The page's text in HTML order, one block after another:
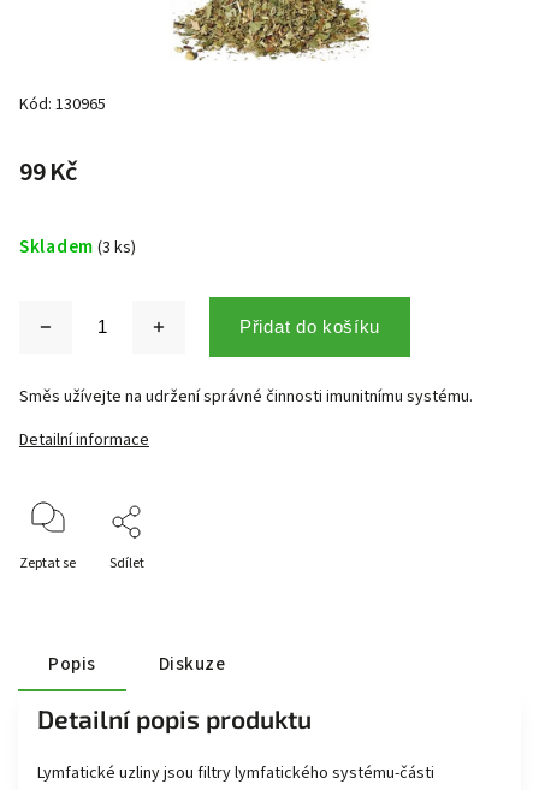
Kód: 130965
99 Kč
Skladem (3 ks)
Přidat do košíku
Směs užívejte na udržení správné činnosti imunitnímu systému.
Detailní informace
Zeptat se Sdílet
Popis Diskuze
Detailní popis produktu
Lymfatické uzliny jsou filtry lymfatického systému-části